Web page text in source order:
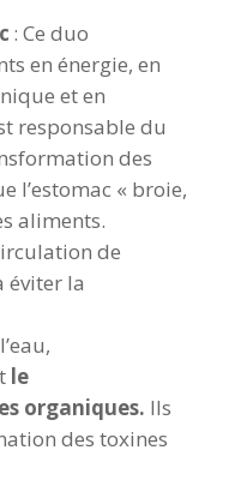
: Ce duo
en énergie, en
et en
responsable du
des
l’estomac « broie,
aliments.
de
éviter la
le
organiques. Ils
des toxines